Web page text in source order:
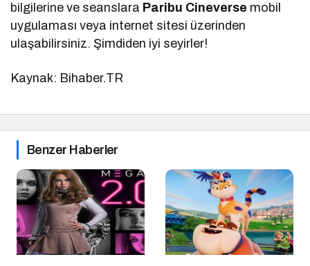
bilgilerine ve seanslara Paribu Cineverse mobil
uygulaması veya internet sitesi üzerinden
ulaşabilirsiniz. Şimdiden iyi seyirler!
Kaynak: Bihaber.TR
Benzer Haberler